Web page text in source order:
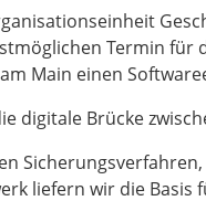
Termin für
Main einen
digitale Brücke
liefern wir die